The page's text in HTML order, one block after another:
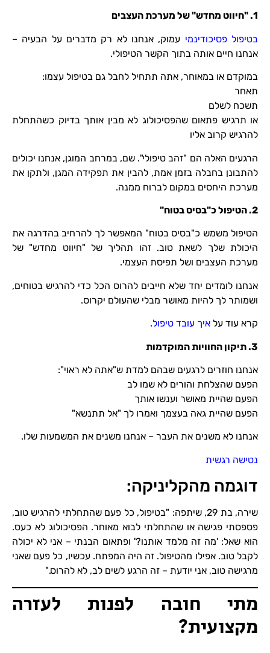
1. " חיווט מחדש" של מערכת העצבים
בטיפול פסיכודינמי עמוק, אנחנו לא רק מדברים על הבעיה –
אנחנו חיים אותה בתוך הקשר הטיפולי.
במוקדם או במאוחר, אתה תתחיל לחבל גם בטיפול עצמו:
תאחר
תשכח לשלם
או תרגיש פתאום שהפסיכולוג לא מבין אותך בדיוק כשהתחלת
להרגיש קרוב אליו
הרגעים האלה הם "זהב טיפולי". שם, במרחב המוגן, אנחנו יכולים
להתבונן בחבלה בזמן אמת, להבין את תפקידה המגן, ולתקן את
מערכת היחסים במקום לברוח ממנה.
2. הטיפול כ"בסיס בטוח"
הטיפול משמש כ"בסיס בטוח" המאפשר לך להרחיב בהדרגה את
היכולת שלך לשאת טוב. זהו תהליך של "חיווט מחדש" של
מערכת העצבים ושל תפיסת העצמי.
אנחנו לומדים יחד שלא חייבים להרוס הכל כדי להרגיש בטוחים,
ושמותר לך להיות מאושר מבלי שהעולם יקרוס.
קרא עוד על איך עובד טיפול.
3. תיקון החוויות המוקדמות
אנחנו חוזרים לרגעים שבהם למדת ש"אתה לא ראוי":
הפעם שהצלחת והורים לא שמו לב
הפעם שהיית מאושר וענשו אותך
הפעם שהיית גאה בעצמך ואמרו לך "אל תתנשא"
אנחנו לא משנים את העבר – אנחנו משנים את המשמעות שלו.
נטישה רגשית
דוגמה מהקליניקה:
שירה, בת 29, שיתפה: "בטיפול, כל פעם שהתחלתי להרגיש טוב,
פספסתי פגישה או שהתחלתי לבוא מאוחר. הפסיכולוג לא כעס.
הוא שאל: 'מה זה מלמד אותנו?' ופתאום הבנתי – אני לא יכולה
לקבל טוב. אפילו מהטיפול. זה היה המפתח. עכשיו, כל פעם שאני
מרגישה טוב, אני יודעת – זה הרגע לשים לב, לא להרוס."
מתי חובה לפנות לעזרה
מקצועית?